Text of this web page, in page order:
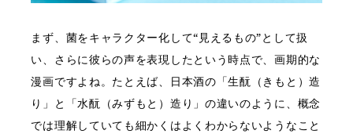
まず、菌をキャラクター化して“見えるもの”として扱
い、さらに彼らの声を表現したという時点で、画期的な
漫画ですよね。たとえば、日本酒の「生酛（きもと）造
り」と「水酛（みずもと）造り」の違いのように、概念
では理解していても細かくはよくわからないようなこと